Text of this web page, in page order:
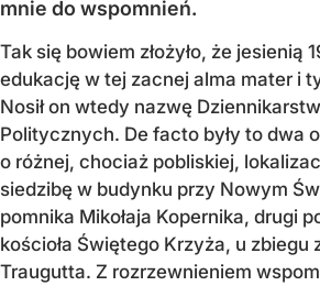
mnie do wspomnień.
Tak się bowiem złożyło, że jesienią
edukację w tej zacnej alma mater i
Nosił on wtedy nazwę
Politycznych. De facto były to dwa
o różnej, chociaż pobliskiej,
siedzibę w budynku przy Nowym
pomnika Mikołaja Kopernika, drugi
kościoła Świętego Krzyża, u zbiegu
Traugutta. Z rozrzewnieniem